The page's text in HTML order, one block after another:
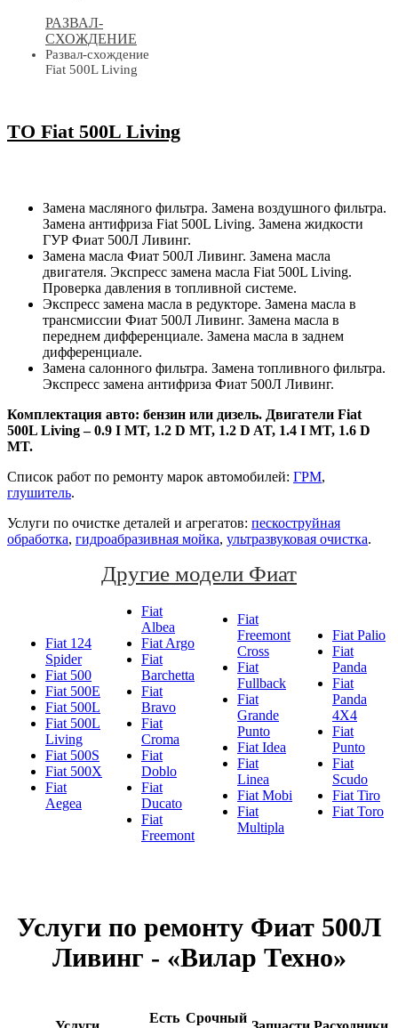
РАЗВАЛ-
СХОЖДЕНИЕ
Развал-схождение
Fiat 500L Living
ТО Fiat 500L Living
Замена масляного фильтра. Замена воздушного фильтра.
Замена антифриза Fiat 500L Living. Замена жидкости
ГУР Фиат 500Л Ливинг.
Замена масла Фиат 500Л Ливинг. Замена масла
двигателя. Экспресс замена масла Fiat 500L Living.
Проверка давления в топливной системе.
Экспресс замена масла в редукторе. Замена масла в
трансмиссии Фиат 500Л Ливинг. Замена масла в
переднем дифференциале. Замена масла в заднем
дифференциале.
Замена салонного фильтра. Замена топливного фильтра.
Экспресс замена антифриза Фиат 500Л Ливинг.
Комплектация авто: бензин или дизель. Двигатели Fiat
500L Living – 0.9 I MT, 1.2 D MT, 1.2 D AT, 1.4 I MT, 1.6 D
MT.
Список работ по ремонту марок автомобилей: ГРМ,
глушитель.
Услуги по очистке деталей и агрегатов: пескоструйная
обработка, гидроабразивная мойка, ультразвуковая очистка.
Другие модели Фиат
Fiat 124
Spider
Fiat 500
Fiat 500E
Fiat 500L
Fiat 500L
Living
Fiat 500S
Fiat 500X
Fiat
Aegea
Fiat
Albea
Fiat Argo
Fiat
Barchetta
Fiat
Bravo
Fiat
Croma
Fiat
Doblo
Fiat
Ducato
Fiat
Freemont
Fiat
Freemont
Cross
Fiat
Fullback
Fiat
Grande
Punto
Fiat Idea
Fiat
Linea
Fiat Mobi
Fiat
Multipla
Fiat Palio
Fiat
Panda
Fiat
Panda
4X4
Fiat
Punto
Fiat
Scudo
Fiat Tiro
Fiat Toro
Услуги по ремонту Фиат 500Л
Ливинг - «Вилар Техно»
Есть Срочный